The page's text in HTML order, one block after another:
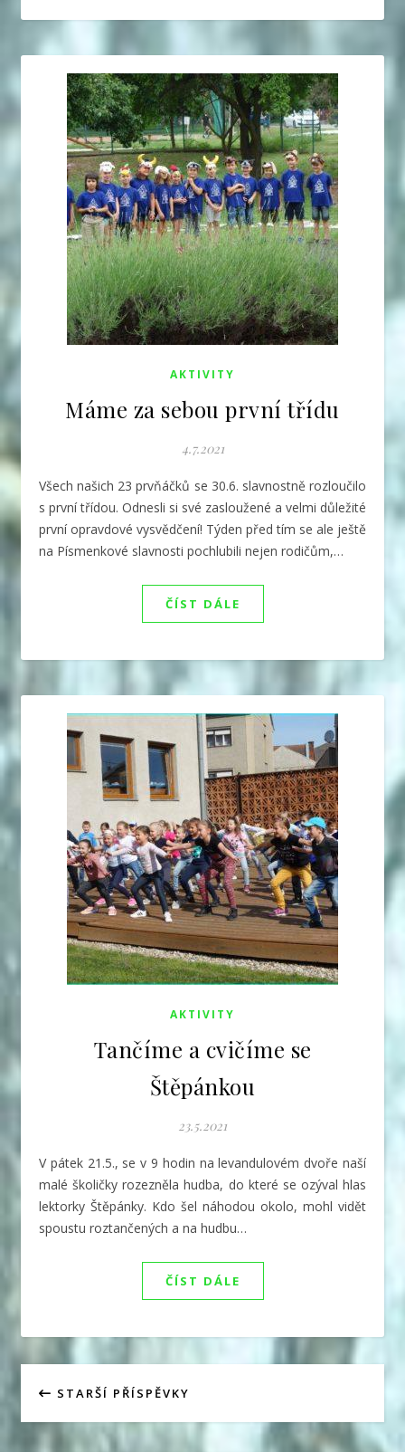
AKTIVITY
Máme za sebou první třídu
4.7.2021
Všech našich 23 prvňáčků se 30.6. slavnostně rozloučilo
s první třídou. Odnesli si své zasloužené a velmi důležité
první opravdové vysvědčení! Týden před tím se ale ještě
na Písmenkové slavnosti pochlubili nejen rodičům,…
ČÍST DÁLE
AKTIVITY
Tančíme a cvičíme se
Štěpánkou
23.5.2021
V pátek 21.5., se v 9 hodin na levandulovém dvoře naší
malé školičky rozezněla hudba, do které se ozýval hlas
lektorky Štěpánky. Kdo šel náhodou okolo, mohl vidět
spoustu roztančených a na hudbu…
ČÍST DÁLE
STARŠÍ PŘÍSPĚVKY